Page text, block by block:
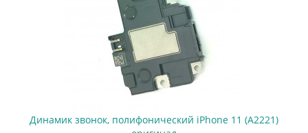
Динамик звонок, полифонический iPhone 11 (A2221)